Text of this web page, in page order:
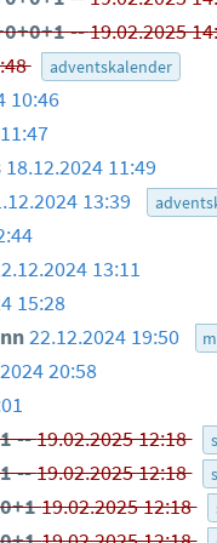
--19.02.2025
adventskalender
10:46
18.12.2024 11:49
13:39
13:11
15:28
22.12.2024 19:50
20:58
--19.02.2025 12:18
--19.02.2025 12:18
19.02.2025 12:18